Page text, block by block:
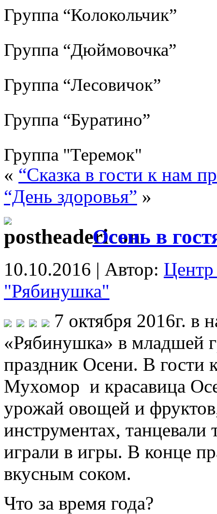
Группа “Колокольчик”
Группа “Дюймовочка”
Группа “Лесовичок”
Группа “Буратино”
Группа "Теремок"
« “Сказка в гости к нам
“День здоровья” »
Осень в
10.10.2016 | Автор: Центр
"Рябинушка"
7 октября 2016г. в
«Рябинушка» в младшей
праздник Осени. В
Мухомор и красавица
урожай овощей и
инструментах, танцевали
играли в игры. В конце
вкусным соком.
Что за время